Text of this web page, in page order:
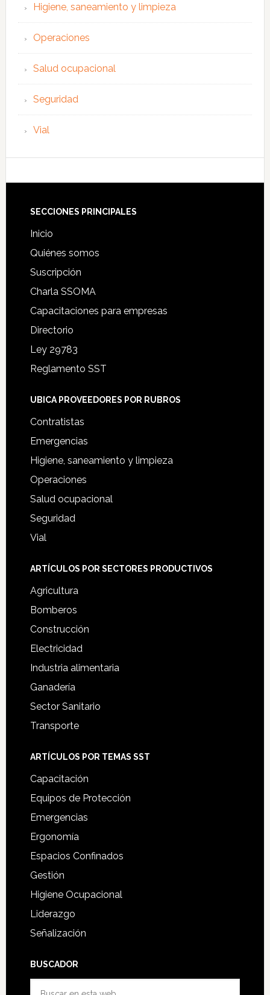
Higiene, saneamiento y limpieza
Operaciones
Salud ocupacional
Seguridad
Vial
Footer
SECCIONES PRINCIPALES
Inicio
Quiénes somos
Suscripción
Charla SSOMA
Capacitaciones para empresas
Directorio
Ley 29783
Reglamento SST
UBICA PROVEEDORES POR RUBROS
Contratistas
Emergencias
Higiene, saneamiento y limpieza
Operaciones
Salud ocupacional
Seguridad
Vial
ARTÍCULOS POR SECTORES PRODUCTIVOS
Agricultura
Bomberos
Construcción
Electricidad
Industria alimentaria
Ganadería
Sector Sanitario
Transporte
ARTÍCULOS POR TEMAS SST
Capacitación
Equipos de Protección
Emergencias
Ergonomía
Espacios Confinados
Gestión
Higiene Ocupacional
Liderazgo
Señalización
BUSCADOR